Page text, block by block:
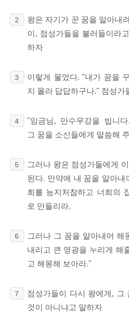
2
왕은 자기가 꾼 꿈을 알아내
이, 점성가들을 불러들이라
하자
3
이렇게 물었다. "내가 꿈을
지 몰라 답답하구나." 점성가
4
"임금님, 만수무강을 빕니
그 꿈을 소신들에게 말씀해
5
그러나 왕은 점성가들에게
된다. 만약에 내 꿈을 알아내
희를 능지처참하고 너희의
로 만들리라.
6
그러나 그 꿈을 알아내어 해
내리고 큰 영광을 누리게 해
고 해몽해 보아라."
7
점성가들이 다시 왕에게, 그
것이 아니냐고 말하자